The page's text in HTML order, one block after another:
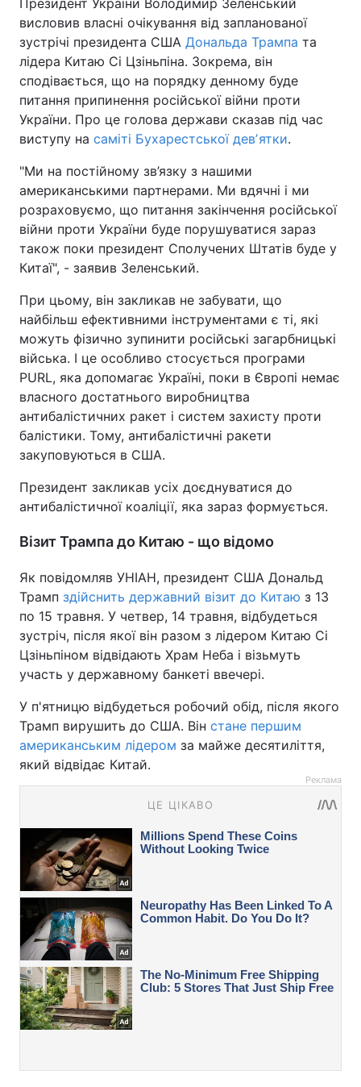
висловив власні очікування від запланованої
зустрічі президента США Дональда Трампа та
лідера Китаю Сі Цзіньпіна. Зокрема, він
сподівається, що на порядку денному буде
питання припинення російської війни проти
України. Про це голова держави сказав під час
виступу на саміті Бухарестської девʼятки.
"Ми на постійному зв’язку з нашими
американськими партнерами. Ми вдячні і ми
розраховуємо, що питання закінчення російської
війни проти України буде порушуватися зараз
також поки президент Сполучених Штатів буде у
Китаї", - заявив Зеленський.
При цьому, він закликав не забувати, що
найбільш ефективними інструментами є ті, які
можуть фізично зупинити російські загарбницькі
війська. І це особливо стосується програми
PURL, яка допомагає Україні, поки в Європі немає
власного достатнього виробництва
антибалістичних ракет і систем захисту проти
балістики. Тому, антибалістичні ракети
закуповуються в США.
Президент закликав усіх доєднуватися до
антибалістичної коаліції, яка зараз формується.
Візит Трампа до Китаю - що відомо
Як повідомляв УНІАН, президент США Дональд
Трамп здійснить державний візит до Китаю з 13
по 15 травня. У четвер, 14 травня, відбудеться
зустріч, після якої він разом з лідером Китаю Сі
Цзіньпіном відвідають Храм Неба і візьмуть
участь у державному банкеті ввечері.
У п'ятницю відбудеться робочий обід, після якого
Трамп вирушить до США. Він стане першим
американським лідером за майже десятиліття,
який відвідає Китай.
Реклама